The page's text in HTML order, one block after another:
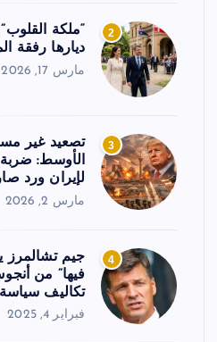
2
“ملكة القلوب”
ديارها رفقة
مارس 17, 2026
3
تصعيد غير
الأوسط: ضربة
لإيران ورد
مارس 2, 2026
4
جيم تشالمرز
فيها” من
تكاليف سياسة
فبراير 4, 2025